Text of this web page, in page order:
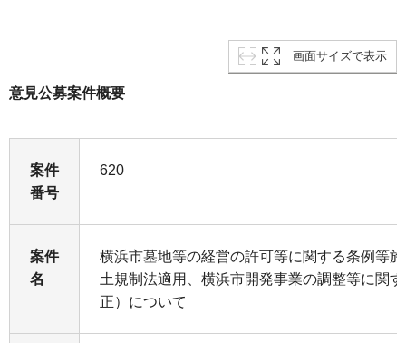
画面サイズで表示
意見公募案件概要
案件
番号
620
案件
名
横浜市墓地等の経営の許可等に関する条例等
土規制法適用、横浜市開発事業の調整等に関
正）について